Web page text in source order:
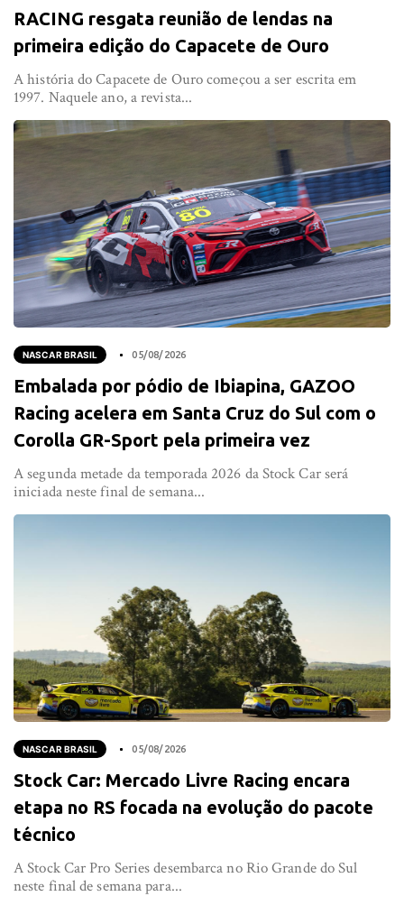
RACING resgata reunião de lendas na
primeira edição do Capacete de Ouro
A história do Capacete de Ouro começou a ser escrita em
1997. Naquele ano, a revista...
NASCAR BRASIL 05/08/2026
Embalada por pódio de Ibiapina, GAZOO
Racing acelera em Santa Cruz do Sul com o
Corolla GR-Sport pela primeira vez
A segunda metade da temporada 2026 da Stock Car será
iniciada neste final de semana...
NASCAR BRASIL 05/08/2026
Stock Car: Mercado Livre Racing encara
etapa no RS focada na evolução do pacote
técnico
A Stock Car Pro Series desembarca no Rio Grande do Sul
neste final de semana para...